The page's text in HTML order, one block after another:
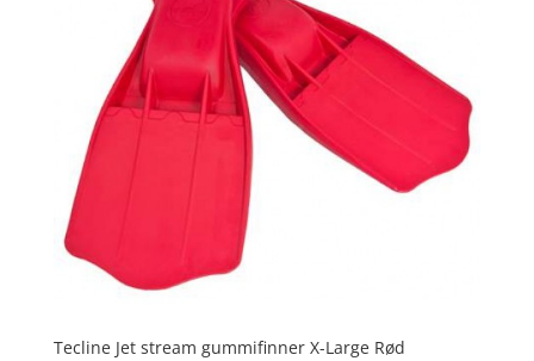
Tecline Jet stream gummifinner X-Large Rød